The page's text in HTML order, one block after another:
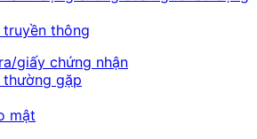
truyền thông
giấy chứng nhận
thường gặp
mật